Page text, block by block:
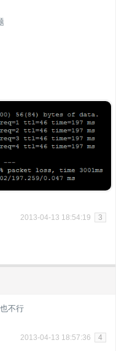
2013-04-13 18:54:19 3
不行
2013-04-13 18:57:36 4